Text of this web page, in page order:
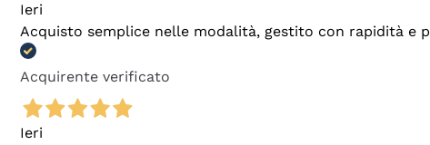
Ieri
Acquisto semplice nelle modalità, gestito con rapidità e
Acquirente verificato
Ieri